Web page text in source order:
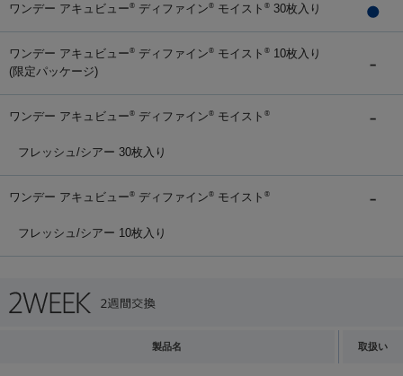
ワンデー アキュビュー® ディファイン® モイスト ® 30枚入り
ワンデー アキュビュー® ディファイン® モイスト ® 10枚入り
(限定パッケージ)
ワンデー アキュビュー® ディファイン® モイスト ®
フレッシュ/シアー 30枚入り
ワンデー アキュビュー® ディファイン® モイスト ®
フレッシュ/シアー 10枚入り
製品名 取扱い